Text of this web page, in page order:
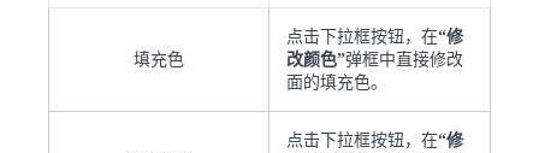
填充色
点击下拉框按钮，在“修
改颜色”弹框中直接修改
面的填充色。
点击下拉框按钮，在“修